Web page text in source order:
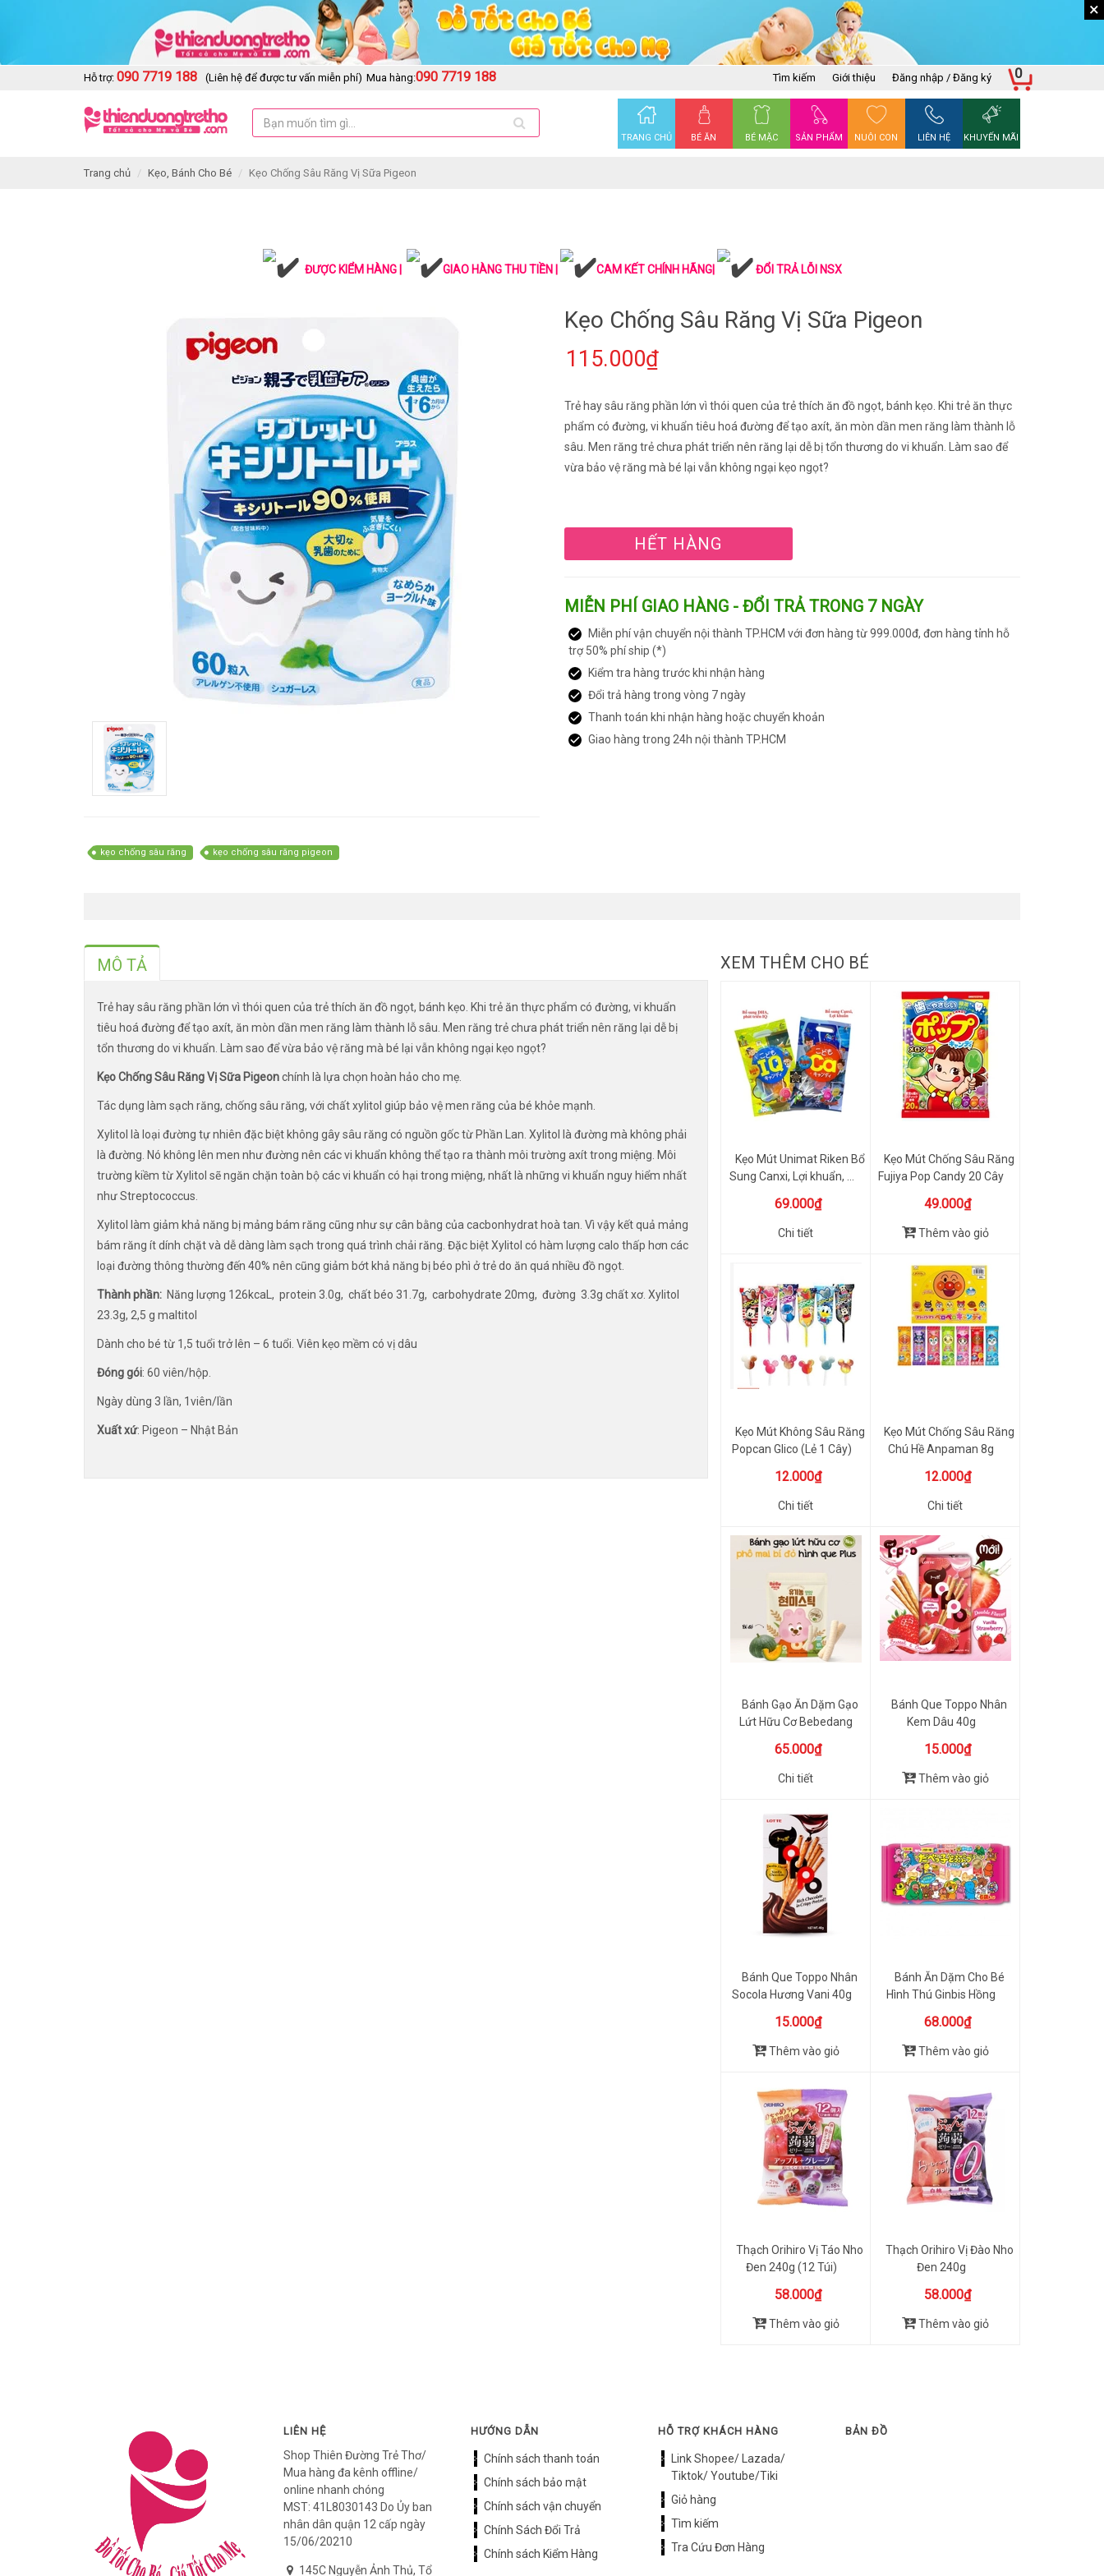
×
Hỗ trợ: 090 7719 188 (Liên hệ để được tư vấn miễn phí) Mua hàng:090 7719 188 Tìm kiếm Giới thiệu Đăng nhập / Đăng ký
TRANG CHỦ BÉ ĂN BÉ MẶC SẢN PHẨM NUÔI CON LIÊN HỆ KHUYẾN MÃI
0
Trang chủ Kẹo, Bánh Cho Bé Kẹo Chống Sâu Răng Vị Sữa Pigeon
ĐƯỢC KIỂM HÀNG | GIAO HÀNG THU TIỀN | CAM KẾT CHÍNH HÃNG| ĐỔI TRẢ LỖI NSX
kẹo chống sâu răng kẹo chống sâu răng pigeon
Kẹo Chống Sâu Răng Vị Sữa Pigeon
115.000₫
Trẻ hay sâu răng phần lớn vì thói quen của trẻ thích ăn đồ ngọt, bánh kẹo. Khi trẻ ăn thực
phẩm có đường, vi khuẩn tiêu hoá đường để tạo axít, ăn mòn dần men răng làm thành lỗ
sâu. Men răng trẻ chưa phát triển nên răng lại dễ bị tổn thương do vi khuẩn. Làm sao để
vừa bảo vệ răng mà bé lại vẫn không ngại kẹo ngọt?
HẾT HÀNG
MIỄN PHÍ GIAO HÀNG - ĐỔI TRẢ TRONG 7 NGÀY
Miễn phí vận chuyển nội thành TP.HCM với đơn hàng từ 999.000đ, đơn hàng tỉnh hỗ
trợ 50% phí ship (*)
Kiểm tra hàng trước khi nhận hàng
Đổi trả hàng trong vòng 7 ngày
Thanh toán khi nhận hàng hoặc chuyển khoản
Giao hàng trong 24h nội thành TP.HCM
MÔ TẢ
Trẻ hay sâu răng phần lớn vì thói quen của trẻ thích ăn đồ ngọt, bánh kẹo. Khi trẻ ăn thực phẩm có đường, vi khuẩn
tiêu hoá đường để tạo axít, ăn mòn dần men răng làm thành lỗ sâu. Men răng trẻ chưa phát triển nên răng lại dễ bị
tổn thương do vi khuẩn. Làm sao để vừa bảo vệ răng mà bé lại vẫn không ngại kẹo ngọt?
Kẹo Chống Sâu Răng Vị Sữa Pigeonchính là lựa chọn hoàn hảo cho mẹ.
Tác dụng làm sạch răng, chống sâu răng, với chất xylitol giúp bảo vệ men răng của bé khỏe mạnh.
Xylitol là loại đường tự nhiên đặc biệt không gây sâu răng có nguồn gốc từ Phần Lan. Xylitol là đường mà không phải
là đường. Nó không lên men như đường nên các vi khuẩn không thể tạo ra thành môi trường axít trong miệng. Môi
trường kiềm từ Xylitol sẽ ngăn chặn toàn bộ các vi khuẩn có hại trong miệng, nhất là những vi khuẩn nguy hiểm nhất
như Streptococcus.
Xylitol làm giảm khả năng bị mảng bám răng cũng như sự cân bằng của cacbonhydrat hoà tan. Vì vậy kết quả mảng
bám răng ít dính chặt và dễ dàng làm sạch trong quá trình chải răng. Đặc biệt Xylitol có hàm lượng calo thấp hơn các
loại đường thông thường đến 40% nên cũng giảm bớt khả năng bị béo phì ở trẻ do ăn quá nhiều đồ ngọt.
Thành phần: Năng lượng 126kcaL, protein 3.0g, chất béo 31.7g, carbohydrate 20mg, đường 3.3g chất xơ. Xylitol
23.3g, 2,5 g maltitol
Dành cho bé từ 1,5 tuổi trở lên – 6 tuổi. Viên kẹo mềm có vị dâu
Đóng gói: 60 viên/hộp.
Ngày dùng 3 lần, 1viên/lần
Xuất xứ: Pigeon – Nhật Bản
XEM THÊM CHO BÉ
Kẹo Mút Unimat Riken Bổ
Sung Canxi, Lợi khuẩn, ...
69.000₫
Chi tiết
Kẹo Mút Chống Sâu Răng
Fujiya Pop Candy 20 Cây
49.000₫
Thêm vào giỏ
Kẹo Mút Không Sâu Răng
Popcan Glico (Lẻ 1 Cây)
12.000₫
Chi tiết
Kẹo Mút Chống Sâu Răng
Chú Hề Anpaman 8g
12.000₫
Chi tiết
Bánh Gạo Ăn Dặm Gạo
Lứt Hữu Cơ Bebedang
65.000₫
Chi tiết
Bánh Que Toppo Nhân
Kem Dâu 40g
15.000₫
Thêm vào giỏ
Bánh Que Toppo Nhân
Socola Hương Vani 40g
15.000₫
Thêm vào giỏ
Bánh Ăn Dặm Cho Bé
Hình Thú Ginbis Hồng
68.000₫
Thêm vào giỏ
Thạch Orihiro Vị Táo Nho
Đen 240g (12 Túi)
58.000₫
Thêm vào giỏ
Thạch Orihiro Vị Đào Nho
Đen 240g
58.000₫
Thêm vào giỏ
LIÊN HỆ
Shop Thiên Đường Trẻ Thơ/
Mua hàng đa kênh offline/
online nhanh chóng
MST: 41L8030143 Do Ủy ban
nhân dân quận 12 cấp ngày
15/06/20210
145C Nguyễn Ảnh Thủ, Tổ
HƯỚNG DẪN
Chính sách thanh toán
Chính sách bảo mật
Chính sách vận chuyển
Chính Sách Đổi Trả
Chính sách Kiểm Hàng
HỖ TRỢ KHÁCH HÀNG
Link Shopee/ Lazada/
Tiktok/ Youtube/Tiki
Giỏ hàng
Tìm kiếm
Tra Cứu Đơn Hàng
BẢN ĐỒ